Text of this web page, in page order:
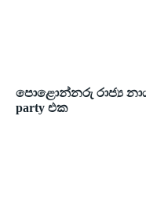
පොළොන්නරු රාජ්‍ය
party එක